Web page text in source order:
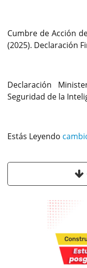
Cumbre de Acción
(2025). Declaración
Declaración
Seguridad de la
Estás Leyendo